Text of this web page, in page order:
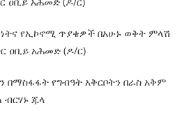
የኢኮኖሚ ጥያቄዎች በአሁኑ ወቅት ምላሽ
ዐቢይ አሕመድ (ዶ/ር)
በማስፋፋት የግብዓት አቅርቦትን በራስ አቅም
ብርሃኑ ጁላ